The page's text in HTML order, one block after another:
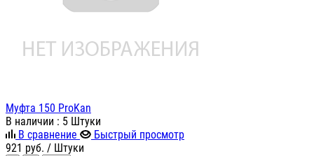
Муфта 150 ProKan
В наличии : 5 Штуки
В сравнение
Быстрый просмотр
921 руб. / Штуки